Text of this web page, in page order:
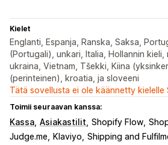
Kielet
Englanti, Espanja, Ranska, Saksa,
(Portugali), unkari, Italia, Hollannin
ukraina, Vietnam, Tšekki, Kiina
(perinteinen), kroatia, ja sloveeni
Tätä sovellusta ei ole käännetty kielelle
Toimii seuraavan kanssa:
Kassa Asiakastilit Shopify Flow
Judge.me
Klaviyo Shipping and